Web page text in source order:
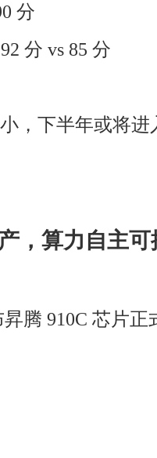
分
分 vs 85 分
，下半年或将
，算力自主可
腾 910C 芯片